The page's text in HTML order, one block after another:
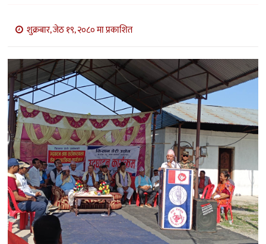
बाणिज्य
भिडियो
सिफारिस
शुक्रबार, जेठ १९, २०८० मा प्रकाशित